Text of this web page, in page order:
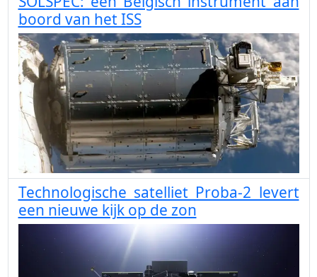
boord van het ISS
Technologische satelliet Proba-2 levert
een nieuwe kijk op de zon